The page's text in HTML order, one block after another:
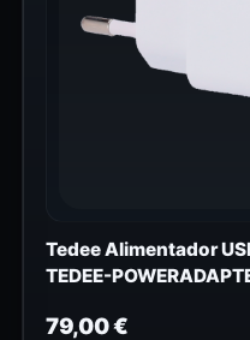
Tedee Alimentador
TEDEE-
79,00€